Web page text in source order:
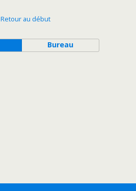
Retour au début
Bureau